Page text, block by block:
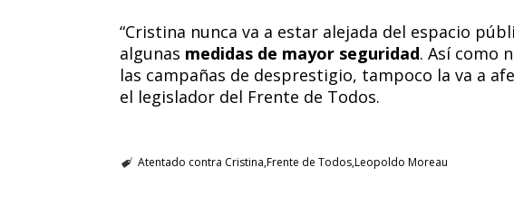
“Cristina nunca va a estar alejada del espacio
algunas medidas de mayor seguridad. Así como
las campañas de desprestigio, tampoco la va a
el legislador del Frente de Todos.
Atentado contra Cristina Frente de TodosLeopoldo Moreau